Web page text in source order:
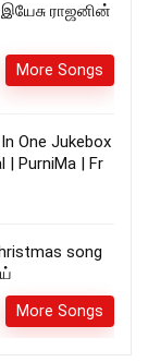
இயேசு ராஜனின்
More Songs
One Jukebox
| PurniMa | Fr
song
More Songs